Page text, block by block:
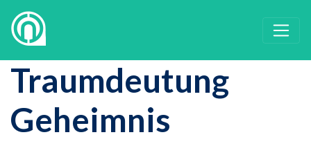
Traumdeutung
Geheimnis